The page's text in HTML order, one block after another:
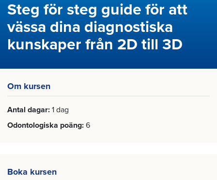
Steg för steg guide för att
vässa dina diagnostiska
kunskaper från 2D till 3D
Om kursen
Antal dagar 1 dag
Odontologiska poäng 6
Boka kursen